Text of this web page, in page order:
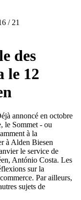
/ 21
des
le 12
annoncé en octobre
le Sommet - ou
à la
à Alden Biesen
le service de
António Costa. Les
sur la
Par ailleurs,
sujets de